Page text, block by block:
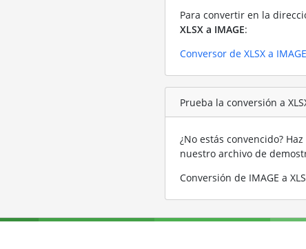
Para convertir en la
XLSX a IMAGE:
Conversor de XLSX a IMAGE
Prueba la conversión a
¿No estás convencido?
nuestro archivo de
Conversión de IMAGE a